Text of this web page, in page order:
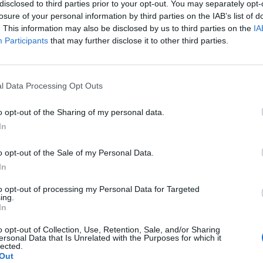
to third parties prior to your opt-out. You may separately
of your personal information by third parties on the IAB’s list of
This information may also be disclosed by us to third parties on the
Participants that may further disclose it to other third parties.
Data Processing Opt Outs
opt-out of the Sharing of my personal data.
opt-out of the Sale of my Personal Data.
opt-out of processing my Personal Data for Targeted
opt-out of Collection, Use, Retention, Sale, and/or Sharing
Data that Is Unrelated with the Purposes for which it
afirma que a las farmacias les
2.457 millones de euros
años
y novedades Redacción
09/07/2015
españolas les han descontado 2.457 millones
en cinco años como consecuencia del acuerdo
de Colegios de Farmacéuticos para aplicar los
del RDL 8/2010. Sin este convenio, declarado ahora
sólo 459 millones.
volvió a aumentar
en 2014 tras varios años de fuerte contracción,
Aunque la tendencia ha cambiado, se trata de una
de los índices registrados en 2008, según explica el